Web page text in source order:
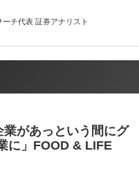
チ代表 証券アナリスト
があっという間にグ
に」FOOD & LIFE